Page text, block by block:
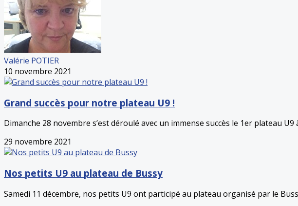
Valérie POTIER
10 novembre 2021
Grand succès pour notre plateau U9 !
Dimanche 28 novembre s’est déroulé avec un immense succès le 1er plateau U9
29 novembre 2021
Nos petits U9 au plateau de Bussy
Samedi 11 décembre, nos petits U9 ont participé au plateau organisé par le